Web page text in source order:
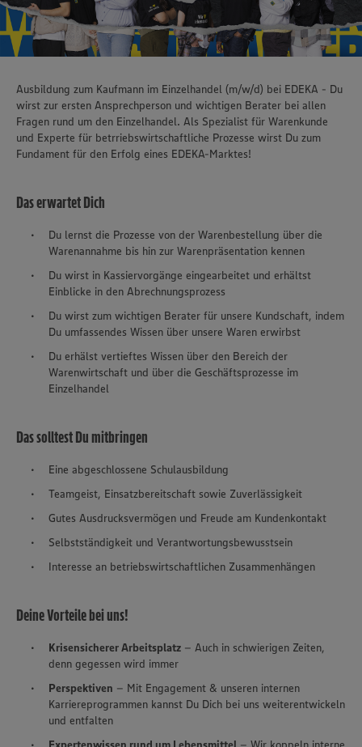
Ausbildung zum Kaufmann im Einzelhandel (m/w/d) bei EDEKA - Du
wirst zur ersten Ansprechperson und wichtigen Berater bei allen
Fragen rund um den Einzelhandel. Als Spezialist für Warenkunde
und Experte für betrriebswirtschaftliche Prozesse wirst Du zum
Fundament für den Erfolg eines EDEKA-Marktes!
Das erwartet Dich
Du lernst die Prozesse von der Warenbestellung über die
Warenannahme bis hin zur Warenpräsentation kennen
Du wirst in Kassiervorgänge eingearbeitet und erhältst
Einblicke in den Abrechnungsprozess
Du wirst zum wichtigen Berater für unsere Kundschaft, indem
Du umfassendes Wissen über unsere Waren erwirbst
Du erhälst vertieftes Wissen über den Bereich der
Warenwirtschaft und über die Geschäftsprozesse im
Einzelhandel
Das solltest Du mitbringen
Eine abgeschlossene Schulausbildung
Teamgeist, Einsatzbereitschaft sowie Zuverlässigkeit
Gutes Ausdrucksvermögen und Freude am Kundenkontakt
Selbstständigkeit und Verantwortungsbewusstsein
Interesse an betriebswirtschaftlichen Zusammenhängen
Deine Vorteile bei uns!
Krisensicherer Arbeitsplatz – Auch in schwierigen Zeiten,
denn gegessen wird immer
Perspektiven – Mit Engagement & unseren internen
Karriereprogrammen kannst Du Dich bei uns weiterentwickeln
und entfalten